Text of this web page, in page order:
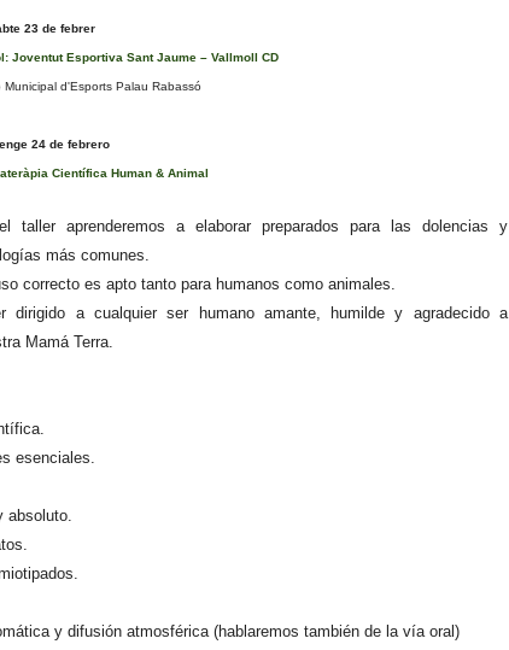
23 de febrer
Joventut Esportiva Sant Jaume – Vallmoll CD
Municipal d'Esports Palau Rabassó
24 de febrero
Científica Human & Animal
taller aprenderemos a elaborar preparados para las dolencias y
más comunes.
correcto es apto tanto para humanos como animales.
dirigido a cualquier ser humano amante, humilde y agradecido a
Mamá Terra.
esenciales.
absoluto.
y difusión atmosférica (hablaremos también de la vía oral)